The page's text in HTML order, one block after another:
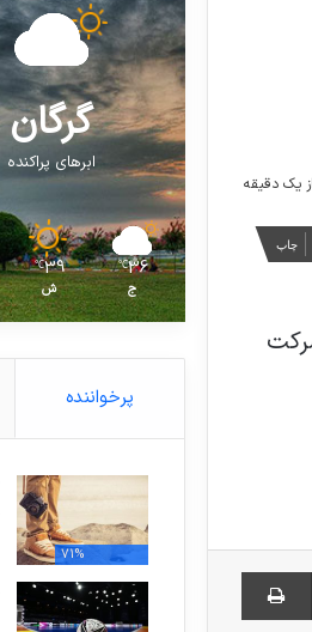
یک دقیقه
چاپ
اشتراک گذاری از طریق ایمیل چاپ
گرگان
ابرهای پراکنده
36
℃
ج
39
℃
ش
پرخواننده
71%